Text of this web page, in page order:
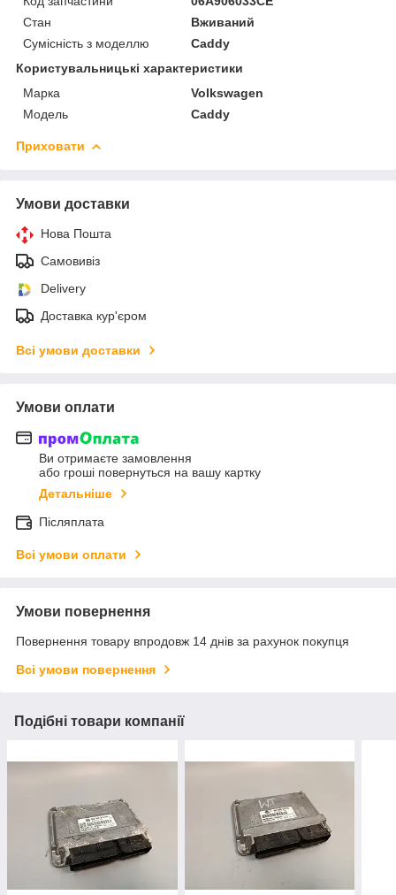
Стан
Вживаний
Сумісність з моделлю
Caddy
Користувальницькі характеристики
Марка
Volkswagen
Модель
Caddy
Приховати
Умови доставки
Нова Пошта
Самовивіз
Delivery
Доставка кур'єром
Всі умови доставки
Умови оплати
Ви отримаєте замовлення
або гроші повернуться на вашу картку
Детальніше
Післяплата
Всі умови оплати
Умови повернення
Повернення товару впродовж 14 днів за рахунок покупця
Всі умови повернення
Подібні товари компанії